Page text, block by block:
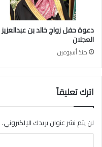
ل
ل
أ
س
ر
ة
ل
ى
ش
دعوة حفل زواج خالد بن عبدالعزيز
العجلان
منذ أسبوعين
اترك تعليقاً
لن يتم نشر عنوان بريدك الإلكتروني.